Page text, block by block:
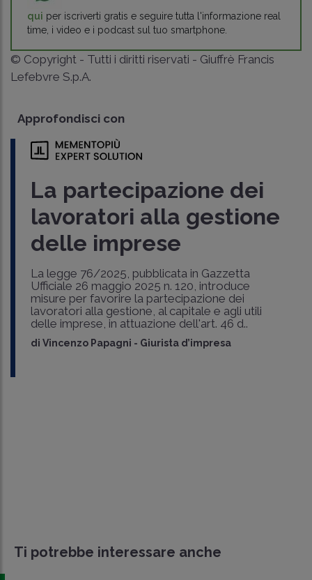
qui per iscriverti gratis e seguire tutta l'informazione real
time, i video e i podcast sul tuo smartphone.
© Copyright - Tutti i diritti riservati - Giuffrè Francis
Lefebvre S.p.A.
Approfondisci con
La partecipazione dei
lavoratori alla gestione
delle imprese
La legge 76/2025, pubblicata in Gazzetta
Ufficiale 26 maggio 2025 n. 120, introduce
misure per favorire la partecipazione dei
lavoratori alla gestione, al capitale e agli utili
delle imprese, in attuazione dell'art. 46 d..
di Vincenzo Papagni - Giurista d’impresa
Ti potrebbe interessare anche